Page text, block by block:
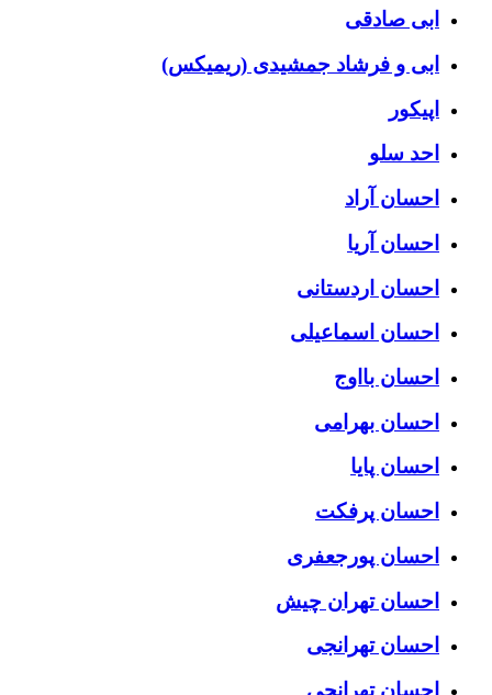
ابی صادقی
ابی و فرشاد جمشیدی (ریمیکس)
اپیکور
احد سلو
احسان آراد
احسان آریا
احسان اردستانی
احسان اسماعیلی
احسان بااوج
احسان بهرامی
احسان پایا
احسان پرفکت
احسان پورجعفری
احسان تهران چیش
احسان تهرانجی
احسان تهرانچی